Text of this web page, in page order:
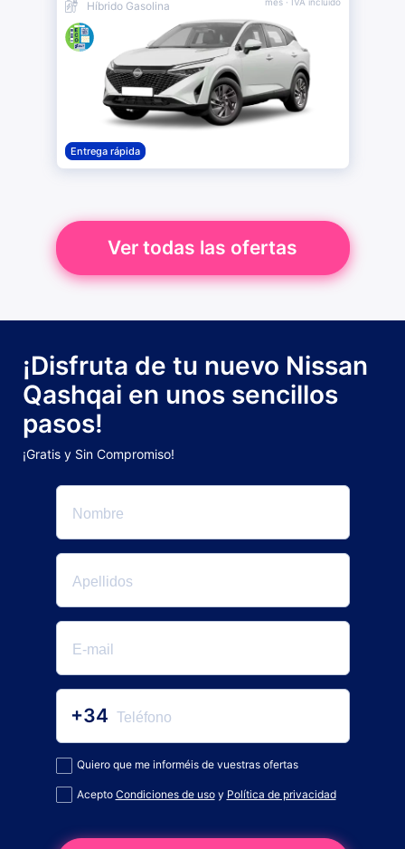
Híbrido Gasolina
Entrega rápida
Ver todas las ofertas
¡Disfruta de tu nuevo Nissan
Qashqai en unos sencillos
pasos!
¡Gratis y Sin Compromiso!
+34
Quiero que me informéis de vuestras ofertas
Acepto Condiciones de usoy Política de privacidad